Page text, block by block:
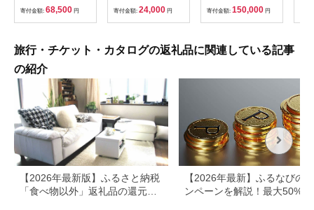
福岡県 岡垣町
寄付金額: 68,500 円 寄付金額: 24,000 円
群馬県 首都圏 F20E-
382
寄付金額: 150,000 円
旅行・チケット・カタログの返礼品に関連している記事
の紹介
【2026年最新版】ふるさと納税
「食べ物以外」返礼品の還元率
【2026年最新】ふるなびの
ンペーンを解説！最大50%還